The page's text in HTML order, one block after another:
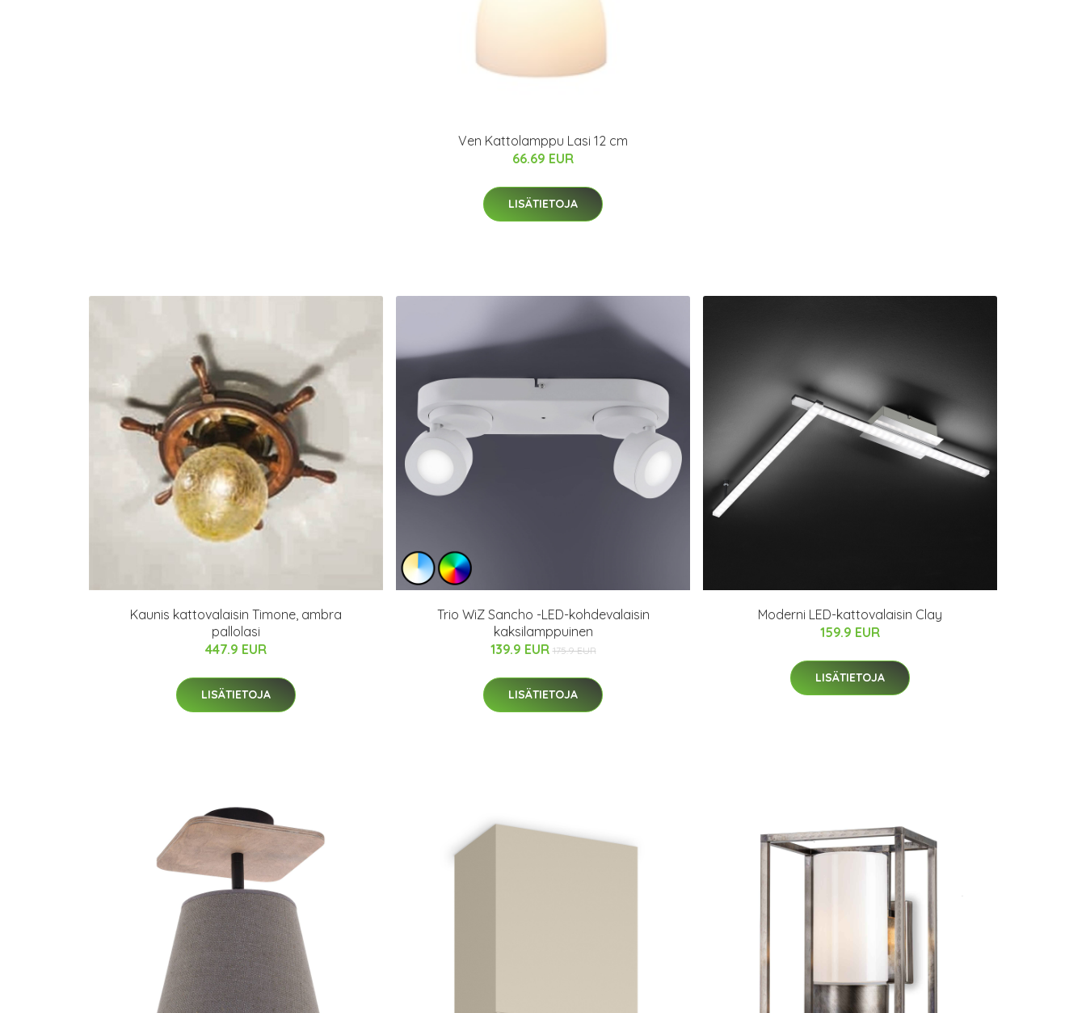
Ven Kattolamppu Lasi 12 cm
66.69 EUR
LISÄTIETOJA
Kaunis kattovalaisin Timone, ambra
pallolasi
447.9 EUR
LISÄTIETOJA
Trio WiZ Sancho -LED-kohdevalaisin
kaksilamppuinen
139.9 EUR 175.9 EUR
LISÄTIETOJA
Moderni LED-kattovalaisin Clay
159.9 EUR
LISÄTIETOJA